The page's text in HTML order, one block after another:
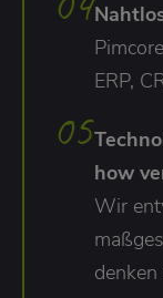
ERP,
how
Wir